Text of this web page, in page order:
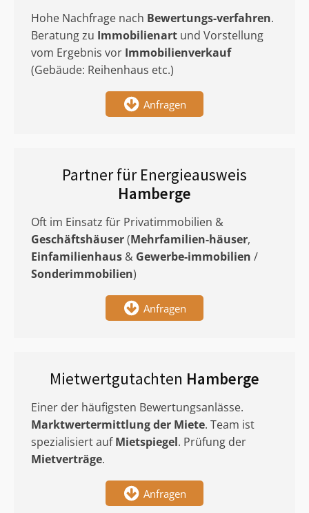
Hohe Nachfrage nach Bewertungs-verfahren.
Beratung zu Immobilienart und Vorstellung
vom Ergebnis vor Immobilienverkauf
(Gebäude: Reihenhaus etc.)
Anfragen
Partner für Energieausweis
Hamberge
Oft im Einsatz für Privatimmobilien &
Geschäftshäuser(Mehrfamilien-häuser,
Einfamilienhaus & Gewerbe-immobilien /
Sonderimmobilien)
Anfragen
Mietwertgutachten Hamberge
Einer der häufigsten Bewertungsanlässe.
Marktwertermittlungder Miete. Team ist
spezialisiert aufMietspiegel. Prüfung der
Mietverträge.
Anfragen